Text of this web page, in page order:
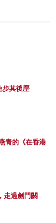
步其後塵
青的《在香港
走過劍門關